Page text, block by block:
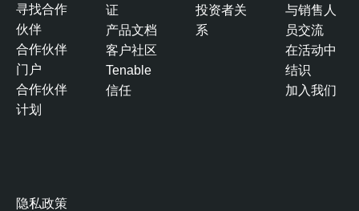
寻找合作
伙伴
合作伙伴
门户
合作伙伴
计划
证
产品文档
客户社区
Tenable
信任
投资者关
系
与销售人
员交流
在活动中
结识
加入我们
隐私政策